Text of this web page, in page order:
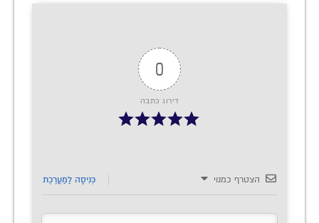
0
דירוג כתבה
הצטרף כמנוי כְּנִיסָה לַמַעֲרֶכֶת